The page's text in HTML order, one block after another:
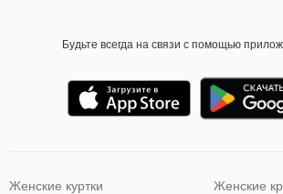
Будьте всегда на связи с помощью
Женские куртки
Женские